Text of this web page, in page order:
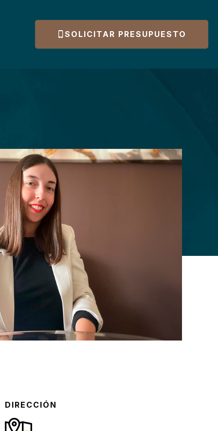
SOLICITAR PRESUPUESTO
DIRECCIÓN